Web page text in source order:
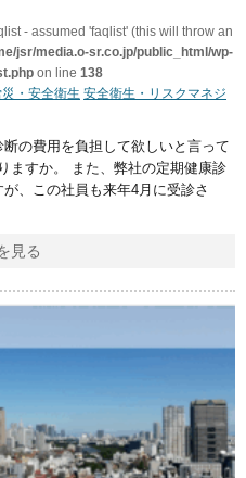
- assumed 'faqlist' (this will throw an
jsr/media.o-sr.co.jp/public_html/wp-
on line 138
・安全衛生 安全衛生・リスクマネジ
の費用を負担して欲しいと言って
ますか。 また、弊社の定期健康診
、この社員も来年4月に受診さ
見る